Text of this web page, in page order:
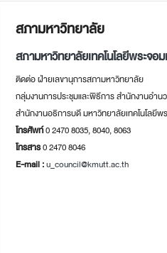
สภามหาวิทยาลัย
สภามหาวิทยาลัยเทคโนโลยีพระจอ
ติดต่อ ฝ่ายเลขานุการสภามหาวิทยาลัย
กลุ่มงานการประชุมและพิธีการ สำนักงานอำน
สำนักงานอธิการบดี มหาวิทยาลัยเทคโนโลยีพ
โทรศัพท์0 2470 8035, 8040, 8063
โทรสาร0 2470 8046
E-mail :u_council@kmutt.ac.th